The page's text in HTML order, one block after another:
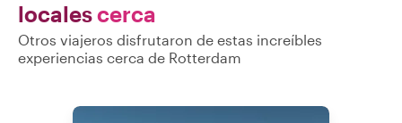
localescerca
Otros viajeros disfrutaron de estas increíbles
experiencias cerca de Rotterdam